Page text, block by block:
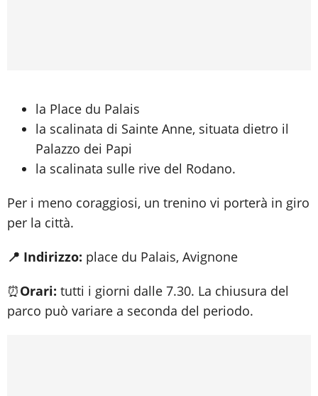
la Place du Palais
la scalinata di Sainte Anne, situata dietro il
Palazzo dei Papi
la scalinata sulle rive del Rodano.
Per i meno coraggiosi, un trenino vi porterà in giro
per la città.
📍 Indirizzo: place du Palais, Avignone
⏰Orari: tutti i giorni dalle 7.30. La chiusura del
parco può variare a seconda del periodo.